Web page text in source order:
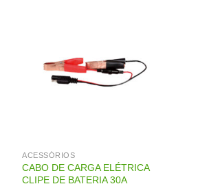
ACESSÓRIOS
CABO DE CARGA ELÉTRICA
CLIPE DE BATERIA 30A